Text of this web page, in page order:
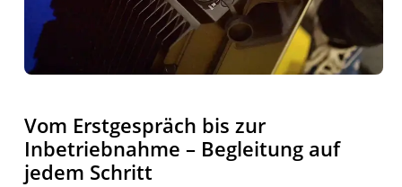
Vom Erstgespräch bis zur
Inbetriebnahme – Begleitung auf
jedem Schritt